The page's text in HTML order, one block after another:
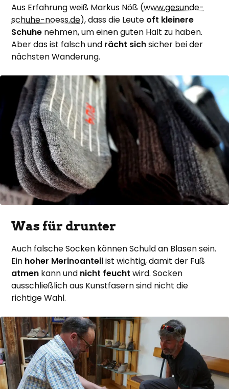
Aus Erfahrung weiß Markus Nöß (www.gesunde-
schuhe-noess.de), dass die Leute oft kleinere
Schuhe nehmen, um einen guten Halt zu haben.
Aber das ist falsch und rächt sichsicher bei der
nächsten Wanderung.
Was für drunter
Auch falsche Socken können Schuld an Blasen sein.
Ein hoher Merinoanteilist wichtig, damit der Fuß
atmen kann und nicht feuchtwird. Socken
ausschließlich aus Kunstfasern sind nicht die
richtige Wahl.